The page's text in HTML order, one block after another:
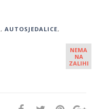
, AUTOSJEDALICE,
NEMA
NA
ZALIHI